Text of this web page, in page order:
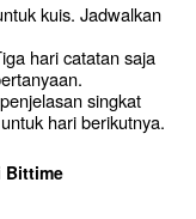
kuis. Jadwalkan
hari catatan saja
singkat
hari berikutnya.
Bittime